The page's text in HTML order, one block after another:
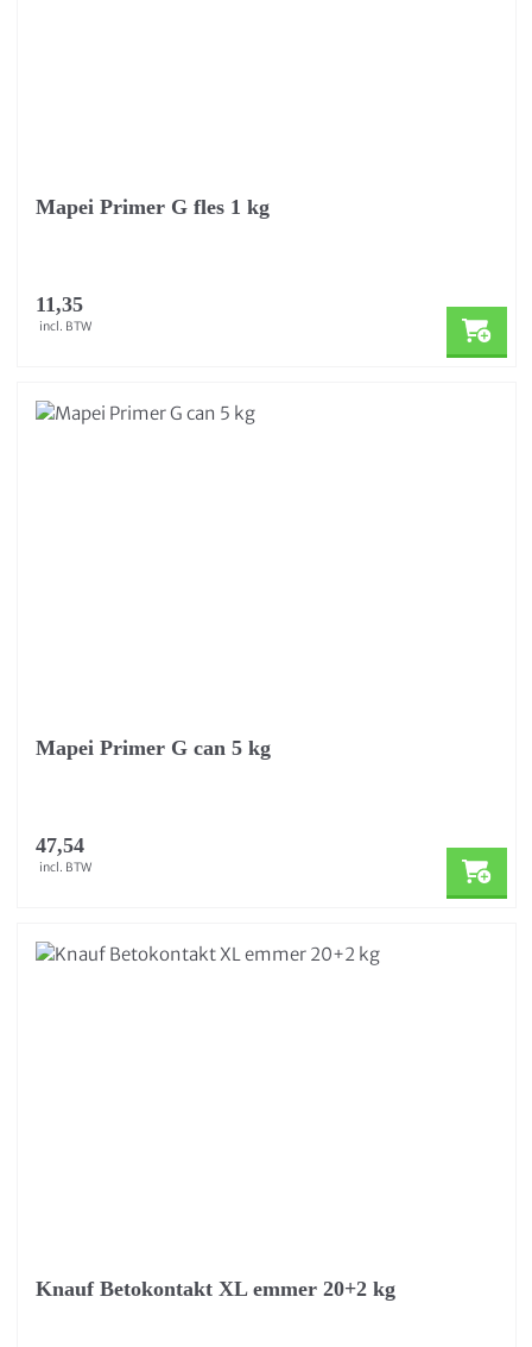
Mapei Primer G fles 1 kg
11,35
incl. BTW
Mapei Primer G can 5 kg
47,54
incl. BTW
Knauf Betokontakt XL emmer 20+2 kg